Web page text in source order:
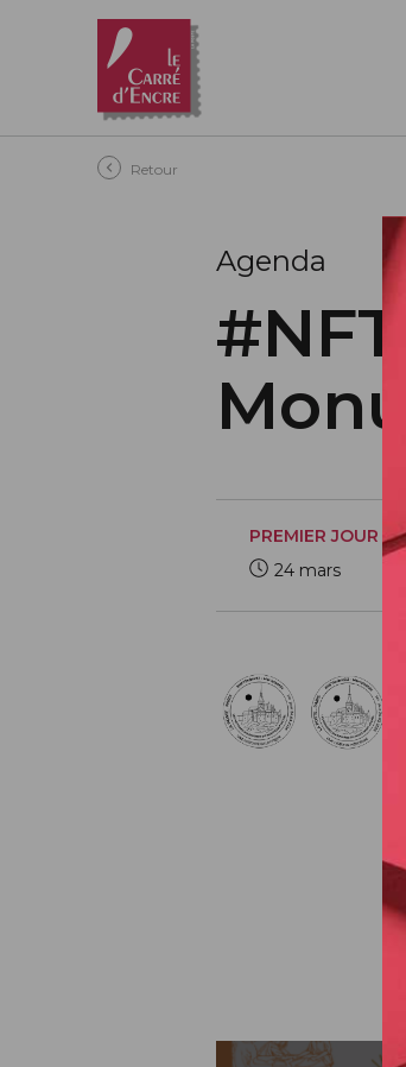
Aller au contenu principal
Retour
Agenda
PREMIER JOUR
24 mars